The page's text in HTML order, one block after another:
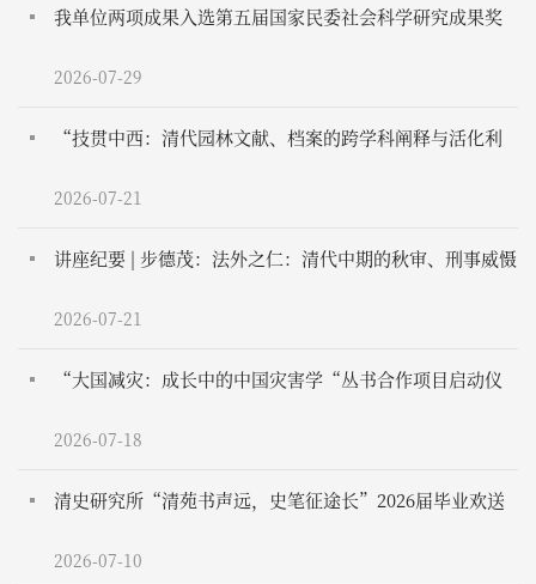
我单位两项成果入选第五届国家民委社会科学研究成果奖
拟获奖名单
2026-07-29
“技贯中西：清代园林文献、档案的跨学科阐释与活化利
用”学术工作坊成功举办
2026-07-21
讲座纪要 | 步德茂：法外之仁：清代中期的秋审、刑事威慑
和皇权特权季
2026-07-21
“大国减灾：成长中的中国灾害学“丛书合作项目启动仪
式暨编纂体例研讨会在常熟成功举行
2026-07-18
清史研究所“清苑书声远，史笔征途长”2026届毕业欢送
会成功举办
2026-07-10